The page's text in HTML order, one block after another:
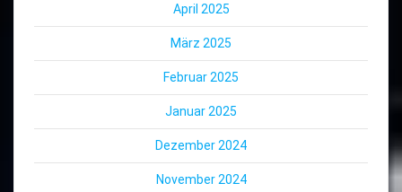
April 2025
März 2025
Februar 2025
Januar 2025
Dezember 2024
November 2024